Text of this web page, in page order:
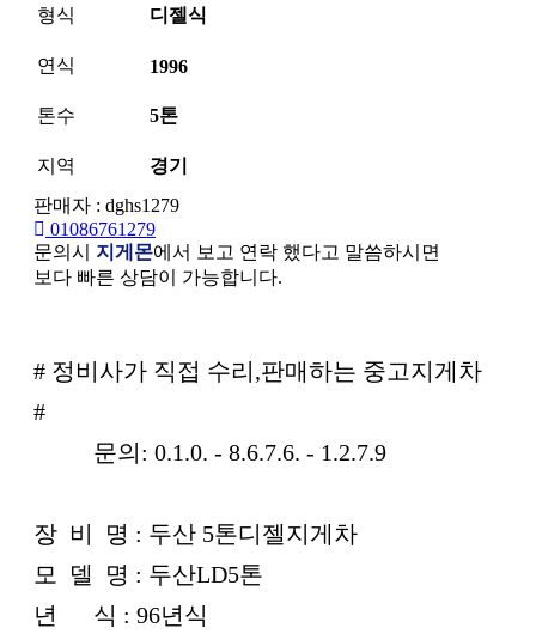
형식 디젤식
연식 1996
톤수 5톤
지역
경기
판매자 : dghs1279
01086761279
문의시 지게몬에서 보고 연락 했다고 말씀하시면
보다 빠른 상담이 가능합니다.
본문
# 정비사가 직접 수리,판매하는 중고지게차
#
문의: 0.1.0. - 8.6.7.6. - 1.2.7.9
장 비 명 : 두산 5톤디젤지게차
모 델 명 : 두산LD5톤
년 식 : 96년식